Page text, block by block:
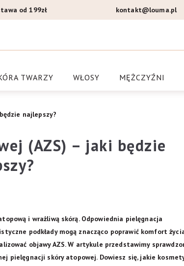
od 199zł kontakt@louma.pl
TWARZY WŁOSY MĘŻCZYŹNI
najlepszy?
(AZS) – jaki będzie
i wrażliwą skórą. Odpowiednia pielęgnacja
podkłady mogą znacząco poprawić komfort
objawy AZS. W artykule przedstawimy
pielęgnacji skóry atopowej. Dowiesz się, jakie